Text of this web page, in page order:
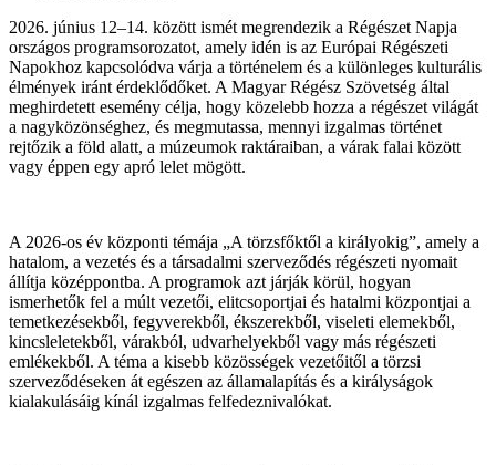
2026. június 12–14. között ismét megrendezik a Régészet Napja
országos programsorozatot, amely idén is az Európai Régészeti
Napokhoz kapcsolódva várja a történelem és a különleges kulturális
élmények iránt érdeklődőket. A Magyar Régész Szövetség által
meghirdetett esemény célja, hogy közelebb hozza a régészet világát
a nagyközönséghez, és megmutassa, mennyi izgalmas történet
rejtőzik a föld alatt, a múzeumok raktáraiban, a várak falai között
vagy éppen egy apró lelet mögött.
A 2026-os év központi témája „A törzsfőktől a királyokig”, amely a
hatalom, a vezetés és a társadalmi szerveződés régészeti nyomait
állítja középpontba. A programok azt járják körül, hogyan
ismerhetők fel a múlt vezetői, elitcsoportjai és hatalmi központjai a
temetkezésekből, fegyverekből, ékszerekből, viseleti elemekből,
kincsleletekből, várakból, udvarhelyekből vagy más régészeti
emlékekből. A téma a kisebb közösségek vezetőitől a törzsi
szerveződéseken át egészen az államalapítás és a királyságok
kialakulásáig kínál izgalmas felfedeznivalókat.